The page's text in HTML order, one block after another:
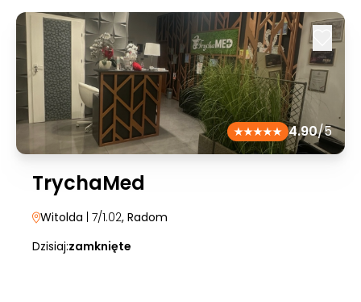
4.90/5
TrychaMed
Witolda | 7/1.02, Radom
Dzisiaj:zamknięte